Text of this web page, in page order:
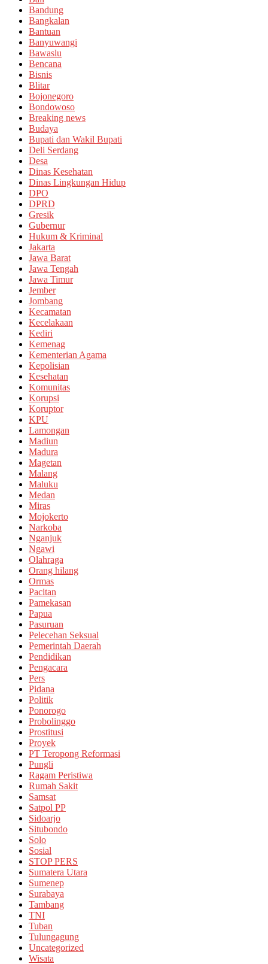
Bandung
Bangkalan
Bantuan
Banyuwangi
Bawaslu
Bencana
Bisnis
Blitar
Bojonegoro
Bondowoso
Breaking news
Budaya
Bupati dan Wakil Bupati
Deli Serdang
Desa
Dinas Kesehatan
Dinas Lingkungan Hidup
DPO
DPRD
Gresik
Gubernur
Hukum & Kriminal
Jakarta
Jawa Barat
Jawa Tengah
Jawa Timur
Jember
Jombang
Kecamatan
Kecelakaan
Kediri
Kemenag
Kementerian Agama
Kepolisian
Kesehatan
Komunitas
Korupsi
Koruptor
KPU
Lamongan
Madiun
Madura
Magetan
Malang
Maluku
Medan
Miras
Mojokerto
Narkoba
Nganjuk
Ngawi
Olahraga
Orang hilang
Ormas
Pacitan
Pamekasan
Papua
Pasuruan
Pelecehan Seksual
Pemerintah Daerah
Pendidikan
Pengacara
Pers
Pidana
Politik
Ponorogo
Probolinggo
Prostitusi
Proyek
PT Teropong Reformasi
Pungli
Ragam Peristiwa
Rumah Sakit
Samsat
Satpol PP
Sidoarjo
Situbondo
Solo
Sosial
STOP PERS
Sumatera Utara
Sumenep
Surabaya
Tambang
TNI
Tuban
Tulungagung
Uncategorized
Wisata